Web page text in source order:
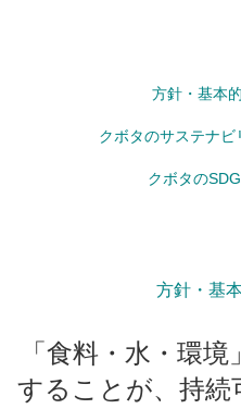
方針・基本
クボタのサステナ
クボタの
方針・基
「食料・水・環
することが、持続